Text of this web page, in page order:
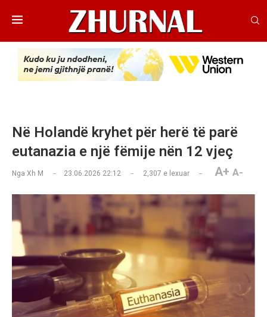
Në Holandë kryhet për herë të parë
eutanazia e një fëmije nën 12 vjeç
Nga Xh M 23.06.2026 22:12 2,307 e lexuar A+ A-